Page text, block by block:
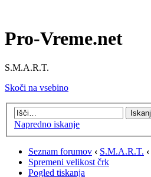
Pro-Vreme.net
S.M.A.R.T.
Skoči na vsebino
Napredno iskanje
Seznam forumov ‹ S.M.A.R.T. ‹
Spremeni velikost črk
Pogled tiskanja